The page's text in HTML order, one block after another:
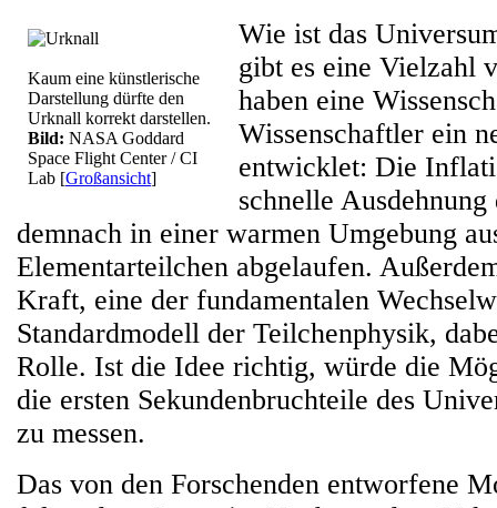
Kaum eine künstlerische
Darstellung dürfte den
Urknall korrekt darstellen.
Bild: NASA Goddard
Space Flight Center / CI
Lab [Großansicht]
Wie ist das
gibt es eine Vielzahl
haben eine
Wissenschaftler ein
entwicklet: Die
schnelle
demnach in einer warmen Umgebung
Elementarteilchen abgelaufen.
Kraft, eine der fundamentalen
Standardmodell der Teilchenphysik,
Rolle. Ist die Idee richtig, würde die
die ersten Sekundenbruchteile des
zu messen.
Das von den Forschenden entworfene